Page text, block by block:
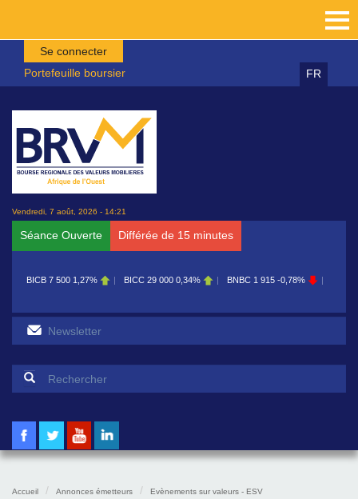
Aller au contenu principal
Se connecter
Portefeuille boursier
FR
Vendredi, 7 août, 2026 - 14:21
Séance Ouverte Différée de 15 minutes
1,27% BICC 29 000 0,34% BNBC 1 915 -0,78% BOAB 8 700
Formulaire de recherche
Accueil Annonces émetteurs Evènements sur valeurs - ESV